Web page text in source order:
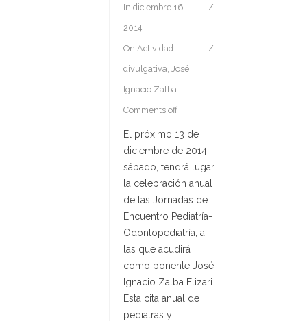
In diciembre 16,
2014
On Actividad
divulgativa
José
Ignacio Zalba
Comments off
El próximo 13 de
diciembre de 2014,
sábado, tendrá lugar
la celebración anual
de las Jornadas de
Encuentro Pediatría-
Odontopediatría, a
las que acudirá
como ponente José
Ignacio Zalba Elizari.
Esta cita anual de
pediatras y